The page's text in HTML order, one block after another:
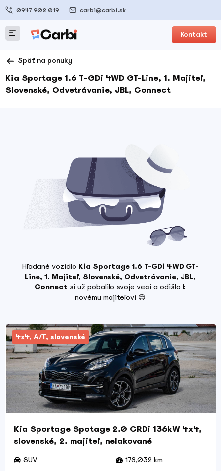
0947 902 019 carbi@carbi.sk
Kontakt
Späť na ponuky
Kia Sportage 1.6 T-GDi 4WD GT-Line, 1. Majiteľ,
Slovenské, Odvetrávanie, JBL, Connect
Hľadané vozidlo Kia Sportage 1.6 T-GDi 4WD GT-
Line, 1. Majiteľ, Slovenské, Odvetrávanie, JBL,
Connect si už pobalilo svoje veci a odišlo k
novému majiteľovi 😊
4x4, A/T, slovenské
Kia Sportage Spotage 2.0 CRDi 136kW 4x4,
slovenské, 2. majiteľ, nelakované
SUV
178,032 km